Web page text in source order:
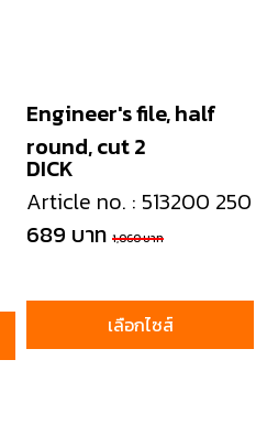
DICK
Engineer's file, half
round, cut 2
Article no. : 513200 250
689 บาท 1,060 บาท
เลือกไซส์